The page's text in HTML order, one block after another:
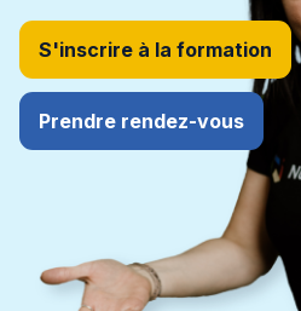
S'inscrire à la formation
Prendre rendez-vous